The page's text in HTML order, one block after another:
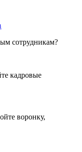
сотрудникам?
кадровые
воронку,